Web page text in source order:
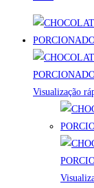
Visualização